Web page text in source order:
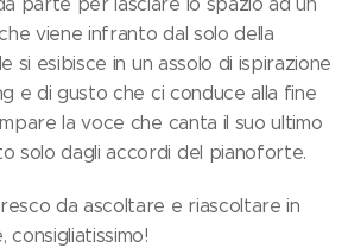
viene infranto dal solo della
si esibisce in un assolo di ispirazione
e di gusto che ci conduce alla fine
la voce che canta il suo ultimo
solo dagli accordi del pianoforte.
da ascoltare e riascoltare in